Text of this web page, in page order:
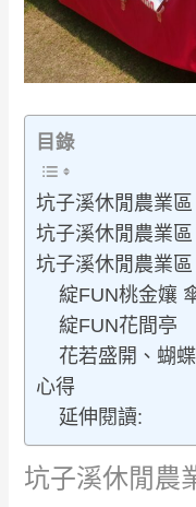
目錄
坑子溪休閒農業
坑子溪休閒農業
坑子溪休閒農業
綻FUN桃金孃
綻FUN花間亭
花若盛開、蝴
心得
延伸閱讀:
坑子溪休閒農